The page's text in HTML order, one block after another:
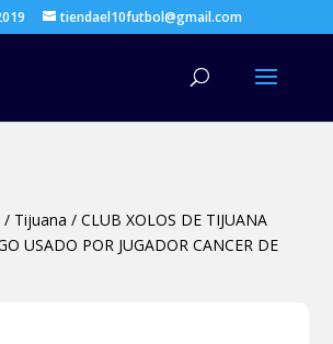
tiendael10futbol@gmail.com
/ Tijuana / CLUB XOLOS DE TIJUANA
USADO POR JUGADOR CANCER DE